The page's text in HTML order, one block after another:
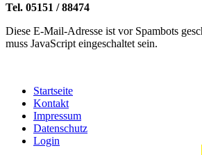
Tel. 05151 / 88474
Diese E-Mail-Adresse ist vor Spambots
muss JavaScript eingeschaltet sein.
Startseite
Kontakt
Impressum
Datenschutz
Login